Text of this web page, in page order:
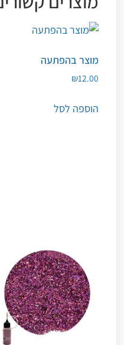
מוצר בהפתעה
₪12.00
הוספה לסל